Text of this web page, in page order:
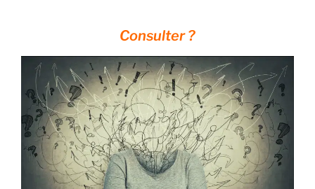
Consulter ?